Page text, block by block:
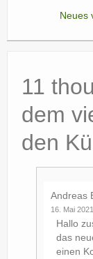
Neues
11
dem
den
Andreas
16. Mai
Hallo
das
einen